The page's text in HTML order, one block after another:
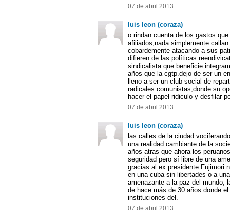
07 de abril 2013
luis leon (coraza)
o rindan cuenta de los gastos
afiliados,nada simplemente
cobardemente atacando a sus
difieren de las políticas
sindicalista que beneficie
años que la cgtp.dejo de ser un
lleno a ser un club social de
radicales comunistas,donde su
hacer el papel ridiculo y desfilar
07 de abril 2013
luis leon (coraza)
las calles de la ciudad
una realidad cambiante de la
años atras que ahora los
seguridad pero sí libre de una
gracias al ex presidente Fujimori
en una cuba sin libertades o a
amenazante a la paz del mundo,
de hace más de 30 años donde
instituciones del.
07 de abril 2013